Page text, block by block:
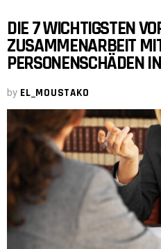
DIE 7 WICHTIGSTEN
ZUSAMMENARBEIT
PERSONENSCHÄDEN
by EL_MOUSTAKO